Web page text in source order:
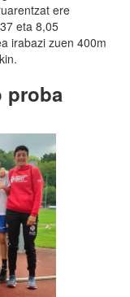
ere
eta 8,05
irabazi zuen 400m
proba